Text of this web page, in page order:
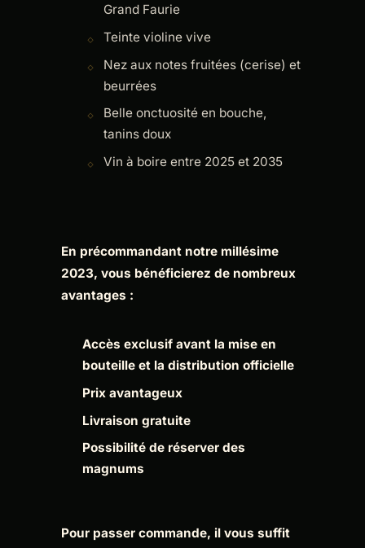
Grand Faurie
Teinte violine vive
Nez aux notes fruitées (cerise) et
beurrées
Belle onctuosité en bouche,
tanins doux
Vin à boire entre 2025 et 2035
En précommandant notre millésime
2023, vous bénéficierez de nombreux
avantages :
Accès exclusif avant la mise en
bouteille et la distribution officielle
Prix avantageux
Livraison gratuite
Possibilité de réserver des
magnums
Pour passer commande, il vous suffit